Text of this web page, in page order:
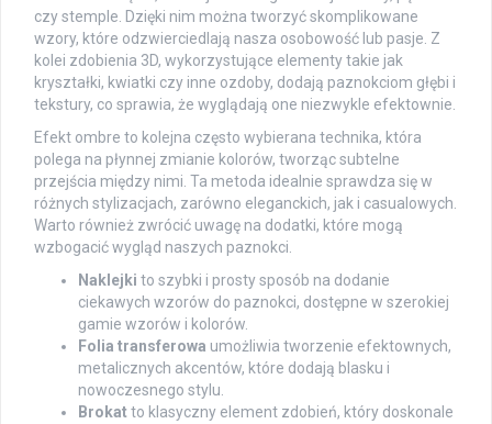
czy stemple. Dzięki nim można tworzyć skomplikowane
wzory, które odzwierciedlają nasza osobowość lub pasje. Z
kolei zdobienia 3D, wykorzystujące elementy takie jak
kryształki, kwiatki czy inne ozdoby, dodają paznokciom głębi i
tekstury, co sprawia, że wyglądają one niezwykle efektownie.
Efekt ombre to kolejna często wybierana technika, która
polega na płynnej zmianie kolorów, tworząc subtelne
przejścia między nimi. Ta metoda idealnie sprawdza się w
różnych stylizacjach, zarówno eleganckich, jak i casualowych.
Warto również zwrócić uwagę na dodatki, które mogą
wzbogacić wygląd naszych paznokci.
Naklejki to szybki i prosty sposób na dodanie
ciekawych wzorów do paznokci, dostępne w szerokiej
gamie wzorów i kolorów.
Folia transferowa umożliwia tworzenie efektownych,
metalicznych akcentów, które dodają blasku i
nowoczesnego stylu.
Brokatto klasyczny element zdobień, który doskonale